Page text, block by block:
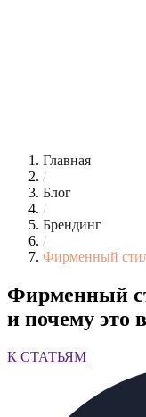
Главная
/
Блог
/
Брендинг
/
Фирменный
Фирменный
и почему это
К СТАТЬЯМ